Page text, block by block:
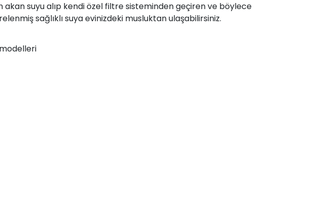
suyu alıp kendi özel filtre sisteminden geçiren ve böylece
sağlıklı suya evinizdeki musluktan ulaşabilirsiniz.
modelleri